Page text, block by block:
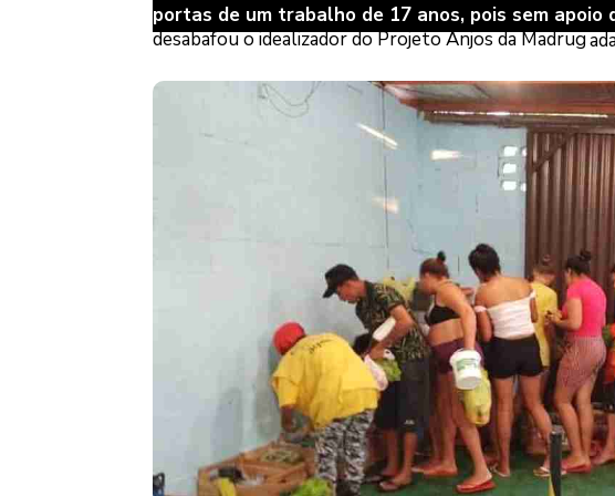
portas de um trabalho de 17 anos, pois sem
desabafou o idealizador do Projeto Anjos da Madrug